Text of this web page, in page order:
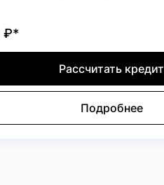
₽*
Рассчитать кредит
Подробнее